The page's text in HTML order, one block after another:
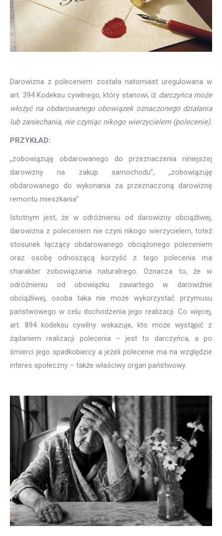
Darowizna z poleceniem została natomiast uregulowana w
art. 394 Kodeksu cywilnego, który stanowi, iż darczyńca może
włożyć na obdarowanego obowiązek oznaczonego działania
lub zaniechania, nie czyniąc nikogo wierzycielem (polecenie).
PRZYKŁAD:
„zobowiązuję obdarowanego do przeznaczenia niniejszej
darowizny na zakup samochodu”, „zobowiązuję
obdarowanego do wykonania za przeznaczoną darowiznę
remontu mieszkania”
Istotnym jest, że w odróżnieniu od darowizny obciążliwej,
darowizna z poleceniem nie czyni nikogo wierzycielem, toteż
stosunek łączący obdarowanego obciążonego poleceniem
oraz osobę odnoszącą korzyść z tego polecenia ma
charakter zobowiązania naturalnego. Oznacza to, że w
odróżnieniu od obowiązku zawartego w darowiźnie
obciążliwej, osoba taka nie może wykorzystać przymusu
państwowego w celu dochodzenia jego realizacji. Co więcej,
art. 894 kodeksu cywilny wskazuje, kto może wystąpić z
żądaniem realizacji polecenia – jest to darczyńca, a po
śmierci jego spadkobiercy a jeżeli polecenie ma na względzie
interes społeczny – także właściwy organ państwowy.